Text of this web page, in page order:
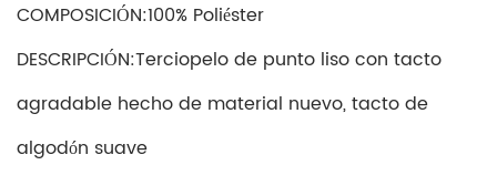
COMPOSICIÓN:100% Poliéster
DESCRIPCIÓN:Terciopelo de punto liso con tacto
agradable hecho de material nuevo, tacto de
algodón suave